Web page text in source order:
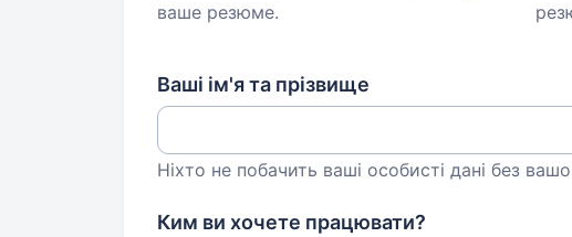
ваше резюме.
Ваші ім'я та прізвище
Ніхто не побачить ваші особисті дані без
Ким ви хочете працювати?